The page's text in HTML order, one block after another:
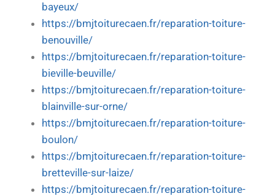
bayeux/
https://bmjtoiturecaen.fr/reparation-toiture-
benouville/
https://bmjtoiturecaen.fr/reparation-toiture-
bieville-beuville/
https://bmjtoiturecaen.fr/reparation-toiture-
blainville-sur-orne/
https://bmjtoiturecaen.fr/reparation-toiture-
boulon/
https://bmjtoiturecaen.fr/reparation-toiture-
bretteville-sur-laize/
https://bmjtoiturecaen.fr/reparation-toiture-